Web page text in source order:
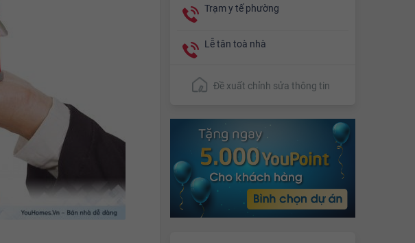
Trạm y tế phường
Lễ tân toà nhà
Đề xuất chỉnh sửa thông tin